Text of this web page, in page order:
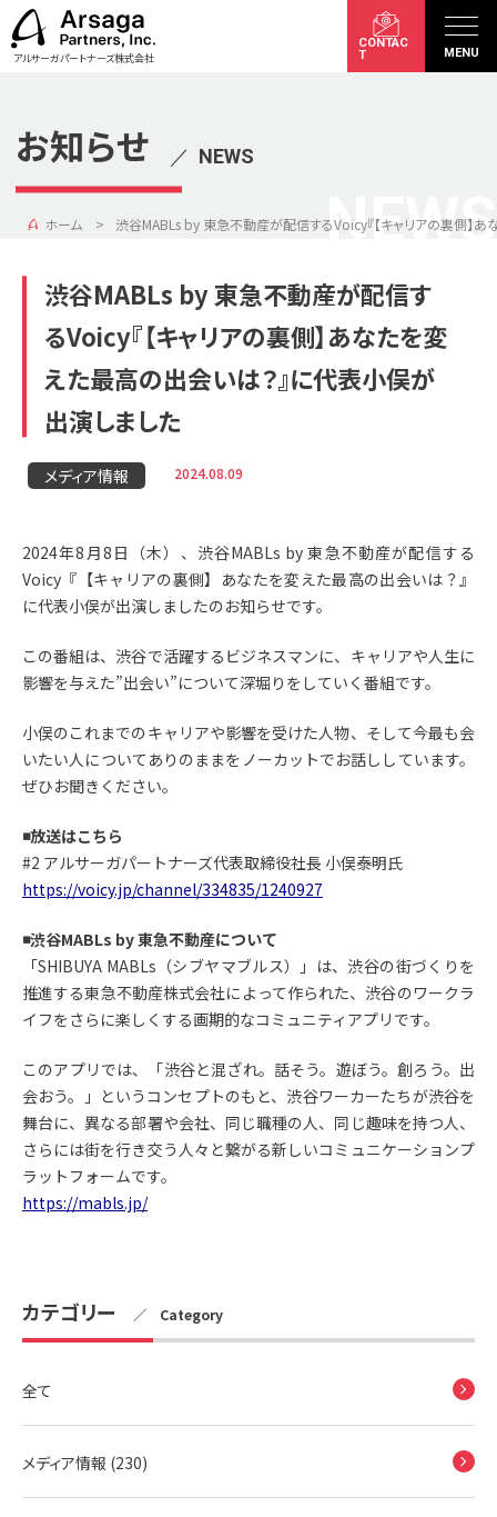
アルサーガパートナーズ株式会社
CONTAC
T
MENU
お知らせ ／ NEWS
NEWS
ホーム 渋谷MABLs by 東急不動産が配信するVoicy『【キャリアの裏側】
渋谷MABLs by 東急不動産が配信す
るVoicy『【キャリアの裏側】あなたを変
えた最高の出会いは？』に代表小俣が
出演しました
メディア情報 2024.08.09
2024年8月8日（木）、渋谷MABLs by 東急不動産が配信する
Voicy『【キャリアの裏側】あなたを変えた最高の出会いは？』
に代表小俣が出演しましたのお知らせです。
この番組は、渋谷で活躍するビジネスマンに、キャリアや人生に
影響を与えた”出会い”について深堀りをしていく番組です。
小俣のこれまでのキャリアや影響を受けた人物、そして今最も会
いたい人についてありのままをノーカットでお話ししています。
ぜひお聞きください。
◾️放送はこちら
#2 アルサーガパートナーズ代表取締役社長 小俣泰明氏
https://voicy.jp/channel/334835/1240927
◾️渋谷MABLs by 東急不動産について
「SHIBUYA MABLs（シブヤマブルス）」は、渋谷の街づくりを
推進する東急不動産株式会社によって作られた、渋谷のワークラ
イフをさらに楽しくする画期的なコミュニティアプリです。
このアプリでは、「渋谷と混ざれ。話そう。遊ぼう。創ろう。出
会おう。」というコンセプトのもと、渋谷ワーカーたちが渋谷を
舞台に、異なる部署や会社、同じ職種の人、同じ趣味を持つ人、
さらには街を行き交う人々と繋がる新しいコミュニケーションプ
ラットフォームです。
https://mabls.jp/
カテゴリー ／ Category
全て
メディア情報 (230)